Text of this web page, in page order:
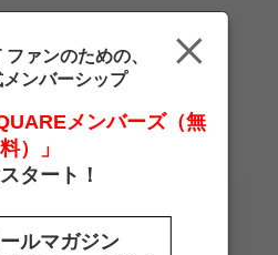
ャケット
ァンのための、
ンバーシップ
メンバーズ（無
料）」
タート！
ルマガジン